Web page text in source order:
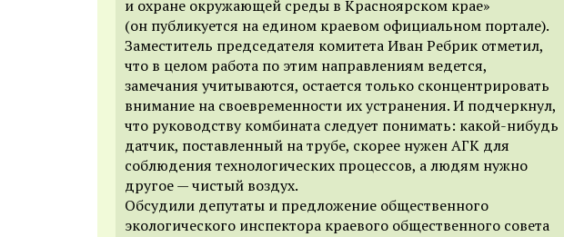
и охране окружающей среды в Красноярском крае»
(он публикуется на едином краевом официальном портале).
Заместитель председателя комитета Иван Ребрик отметил,
что в целом работа по этим направлениям ведется,
замечания учитываются, остается только сконцентрировать
внимание на своевременности их устранения. И подчеркнул,
что руководству комбината следует понимать: какой-нибудь
датчик, поставленный на трубе, скорее нужен АГК для
соблюдения технологических процессов, а людям нужно
другое — чистый воздух.
Обсудили депутаты и предложение общественного
экологического инспектора краевого общественного совета